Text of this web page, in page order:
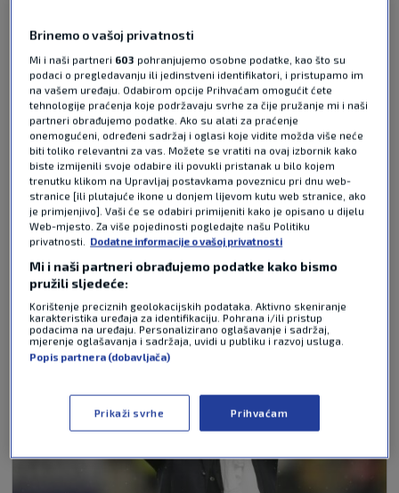
Pošalji
NAJČITANIJE VIJESTI - NOGOMET
Brinemo o vašoj privatnosti
Mi i naši partneri 603 pohranjujemo osobne podatke, kao što su
podaci o pregledavanju ili jedinstveni identifikatori, i pristupamo im
na vašem uređaju. Odabirom opcije Prihvaćam omogućit ćete
tehnologije praćenja koje podržavaju svrhe za čije pružanje mi i naši
partneri obrađujemo podatke. Ako su alati za praćenje
onemogućeni, određeni sadržaj i oglasi koje vidite možda više neće
biti toliko relevantni za vas. Možete se vratiti na ovaj izbornik kako
biste izmijenili svoje odabire ili povukli pristanak u bilo kojem
trenutku klikom na Upravljaj postavkama poveznicu pri dnu web-
stranice [ili plutajuće ikone u donjem lijevom kutu web stranice, ako
je primjenjivo]. Vaši će se odabiri primijeniti kako je opisano u dijelu
Web-mjesto. Za više pojedinosti pogledajte našu Politiku
privatnosti. Dodatne informacije o vašoj privatnosti
Mi i naši partneri obrađujemo podatke kako bismo
pružili sljedeće:
Korištenje preciznih geolokacijskih podataka. Aktivno skeniranje
karakteristika uređaja za identifikaciju. Pohrana i/ili pristup
podacima na uređaju. Personalizirano oglašavanje i sadržaj,
mjerenje oglašavanja i sadržaja, uvidi u publiku i razvoj usluga.
Popis partnera (dobavljača)
Prikaži svrhe Prihvaćam